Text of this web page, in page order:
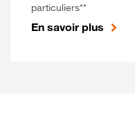
particuliers**
En savoir plus